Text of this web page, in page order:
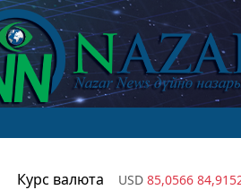
Курс валюта USD 85,0566